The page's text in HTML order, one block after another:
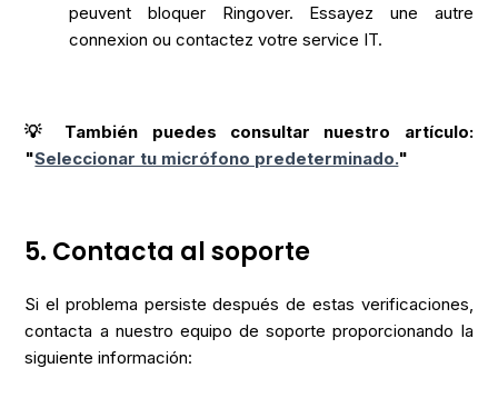
peuvent bloquer Ringover. Essayez une autre
connexion ou contactez votre service IT.
💡 También puedes consultar nuestro artículo:
"Seleccionar tu micrófono predeterminado."
5. Contacta al soporte
Si el problema persiste después de estas verificaciones,
contacta a nuestro equipo de soporte proporcionando la
siguiente información: